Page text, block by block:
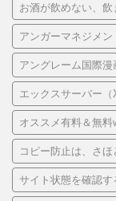
お酒が飲めない、飲
アンガーマネジメン
アングレーム国際漫
エックスサーバー
オススメ有料＆無料
コピー防止は、さ
サイト状態を確認す